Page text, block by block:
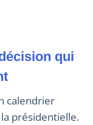
qui
présidentielle.